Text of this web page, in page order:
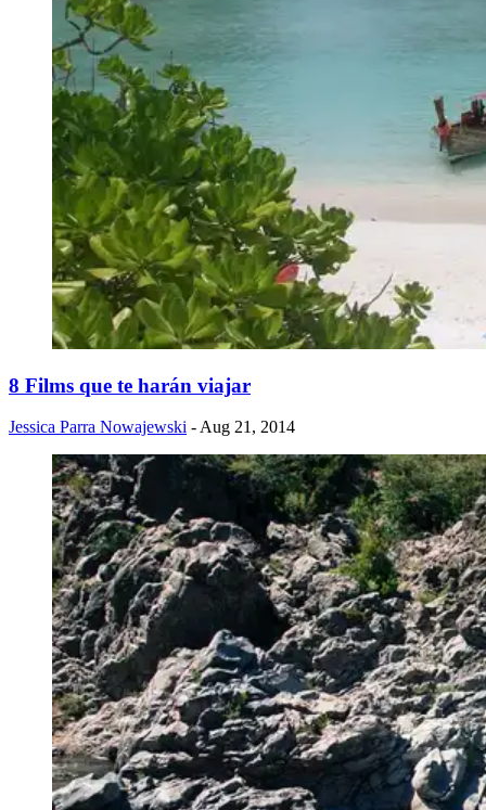
8 Films que te harán viajar
Jessica Parra Nowajewski - Aug 21, 2014